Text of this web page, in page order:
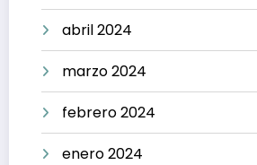
abril 2024
marzo 2024
febrero 2024
enero 2024